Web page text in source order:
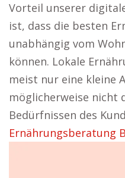
Vorteil unserer
ist, dass die besten
unabhängig vom
können. Lokale
meist nur eine kleine
möglicherweise nicht
Bedürfnissen des
Ernährungsberatung